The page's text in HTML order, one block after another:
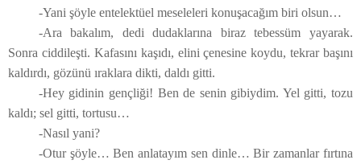
-Yani şöyle entelektüel meseleleri konuşacağım biri olsun…
-Ara bakalım, dedi dudaklarına biraz tebessüm yayarak.
Sonra ciddileşti. Kafasını kaşıdı, elini çenesine koydu, tekrar başını
kaldırdı, gözünü ıraklara dikti, daldı gitti.
-Hey gidinin gençliği! Ben de senin gibiydim. Yel gitti, tozu
kaldı; sel gitti, tortusu…
-Nasıl yani?
-Otur şöyle… Ben anlatayım sen dinle… Bir zamanlar fırtına